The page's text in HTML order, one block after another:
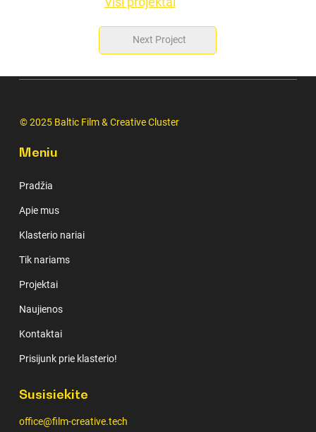
Next Project
© 2025 Baltic Film & Creative Cluster
Meniu
Pradžia
Apie mus
Klasterio nariai
Tik nariams
Projektai
Naujienos
Kontaktai
Prisijunk prie klasterio!
Susisiekite
office@film-creative.tech